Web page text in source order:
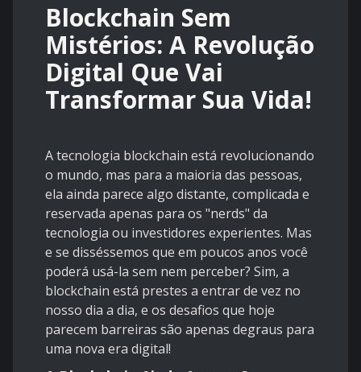
Blockchain Sem
Mistérios: A Revolução
Digital Que Vai
Transformar Sua Vida!
A tecnologia blockchain está revolucionando
o mundo, mas para a maioria das pessoas,
ela ainda parece algo distante, complicada e
reservada apenas para os "nerds" da
tecnologia ou investidores experientes. Mas
e se disséssemos que em poucos anos você
poderá usá-la sem nem perceber? Sim, a
blockchain está prestes a entrar de vez no
nosso dia a dia, e os desafios que hoje
parecem barreiras são apenas degraus para
uma nova era digital!